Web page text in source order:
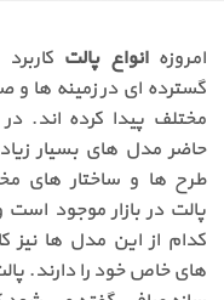
امروزهانواع پالت
گسترده ای در زمینه ها و
مختلف پیدا کرده اند.
حاضر مدل های بسیار
طرح ها و ساختار های
پالت در بازار موجود
کدام از این مدل ها نیز
های خاص خود را دارند.